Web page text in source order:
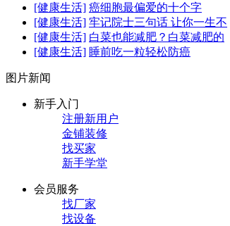
[健康生活] 癌细胞最偏爱的十个字
[健康生活] 牢记院士三句话 让你一生不
[健康生活] 白菜也能减肥？白菜减肥的
[健康生活] 睡前吃一粒轻松防癌
图片新闻
新手入门
注册新用户
金铺装修
找买家
新手学堂
会员服务
找厂家
找设备